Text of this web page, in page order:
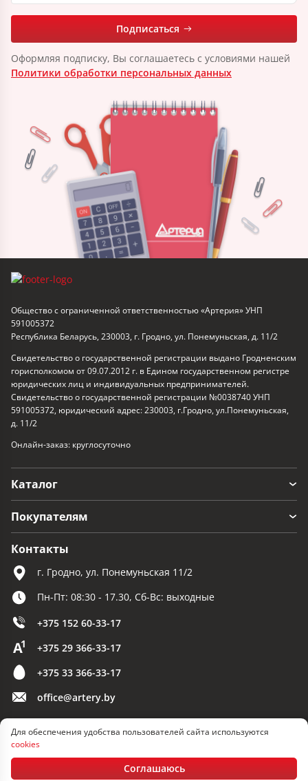
Подписаться
Оформляя подписку, Вы соглашаетесь с условиями нашей
Политики обработки персональных данных
Для обеспечения удобства пользователей сайта используются
cookies
Соглашаюсь
Общество с ограниченной ответственностью «Артерия» УНП
591005372
Республика Беларусь, 230003, г. Гродно, ул. Понемуньская, д. 11/2
Свидетельство о государственной регистрации выдано Гродненским
горисполкомом от 09.07.2012 г. в Едином государственном регистре
юридических лиц и индивидуальных предпринимателей.
Свидетельство о государственной регистрации №0038740 УНП
591005372, юридический адрес: 230003, г.Гродно, ул.Понемуньская,
д. 11/2
Онлайн-заказ: круглосуточно
Каталог
Покупателям
Контакты
г. Гродно, ул. Понемуньская 11/2
Пн-Пт: 08:30 - 17.30, Сб-Вс: выходные
+375 152 60-33-17
+375 29 366-33-17
+375 33 366-33-17
office@artery.by
Разработка сайта — SLAM
© 2026 ООО «Артерия»